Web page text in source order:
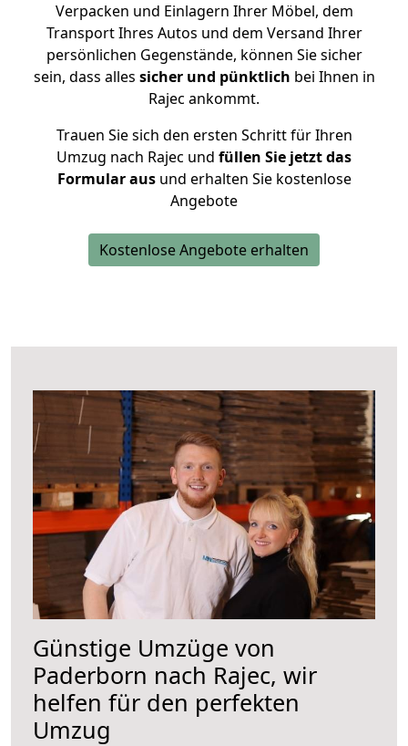
Verpacken und Einlagern Ihrer Möbel, dem
Transport Ihres Autos und dem Versand Ihrer
persönlichen Gegenstände, können Sie sicher
sein, dass alles sicher und pünktlich bei Ihnen in
Rajec ankommt.
Trauen Sie sich den ersten Schritt für Ihren
Umzug nach Rajec und füllen Sie jetzt das
Formular ausund erhalten Sie kostenlose
Angebote
Kostenlose Angebote erhalten
Günstige Umzüge von
Paderborn nach Rajec, wir
helfen für den perfekten
Umzug